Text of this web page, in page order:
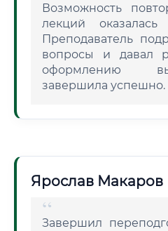
Возможность
лекций
Преподаватель
вопросы и давал
оформлению
завершила успешно.
Ярослав Макаров
Завершил